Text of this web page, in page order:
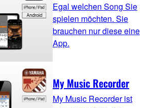
Egal welchen Song Sie
spielen möchten. Sie
brauchen nur diese eine
App.
My Music Recorder
My Music Recorder ist